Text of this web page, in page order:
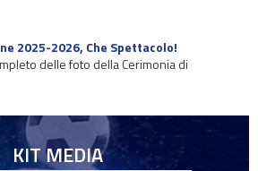
2025-2026, Che Spettacolo!
delle foto della Cerimonia di
KIT MEDIA